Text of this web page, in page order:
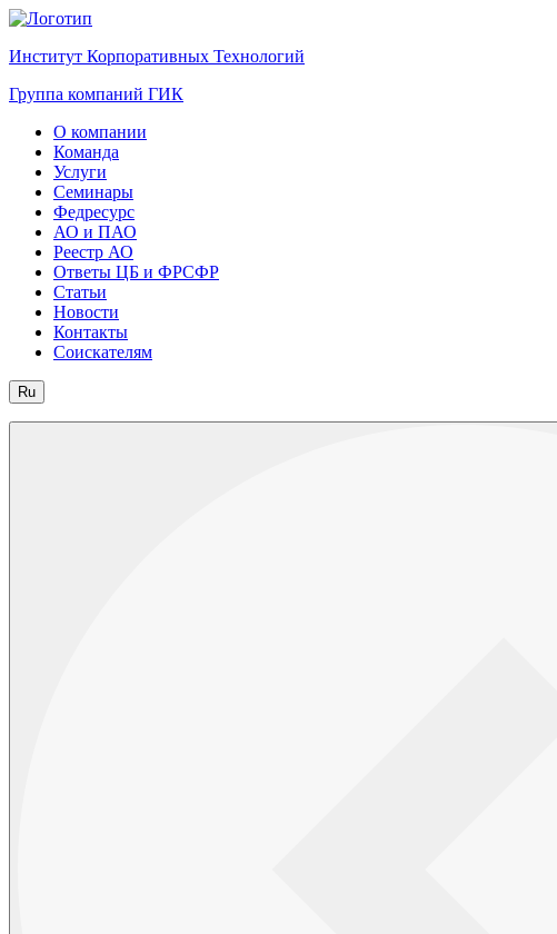
Институт Корпоративных Технологий
Группа компаний ГИК
О компании
Команда
Услуги
Семинары
Федресурс
АО и ПАО
Реестр АО
Ответы ЦБ и ФРСФР
Статьи
Новости
Контакты
Соискателям
Ru